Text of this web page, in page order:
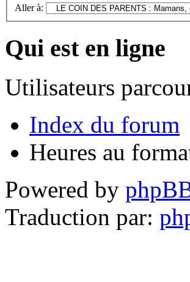
Aller à:
Qui est en ligne
Utilisateurs
Index du forum
Heures au
Powered by
Traduction par: